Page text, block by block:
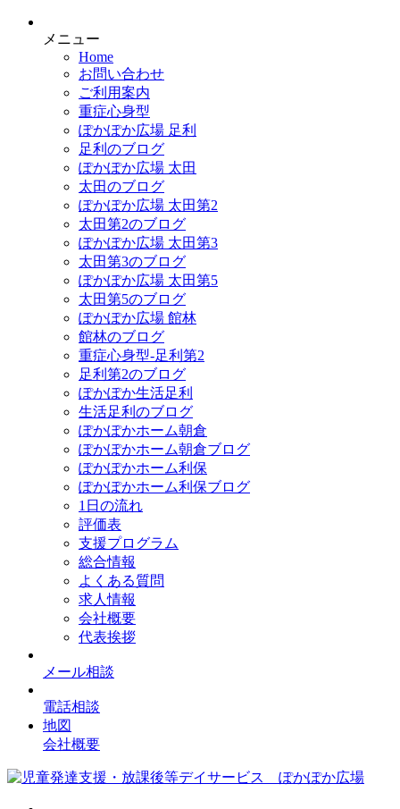
メニュー
Home
お問い合わせ
ご利用案内
重症心身型
ぽかぽか広場 足利
足利のブログ
ぽかぽか広場 太田
太田のブログ
ぽかぽか広場 太田第2
太田第2のブログ
ぽかぽか広場 太田第3
太田第3のブログ
ぽかぽか広場 太田第5
太田第5のブログ
ぽかぽか広場 館林
館林のブログ
重症心身型-足利第2
足利第2のブログ
ぽかぽか生活足利
生活足利のブログ
ぽかぽかホーム朝倉
ぽかぽかホーム朝倉ブログ
ぽかぽかホーム利保
ぽかぽかホーム利保ブログ
1日の流れ
評価表
支援プログラム
総合情報
よくある質問
求人情報
会社概要
代表挨拶
メール相談
電話相談
地図
会社概要